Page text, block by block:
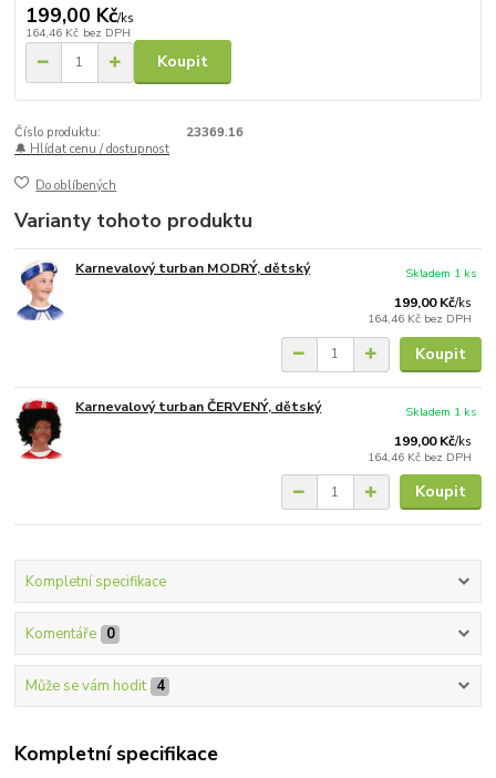
199,00 Kč/ks
164,46 Kč bez DPH
Koupit
Číslo produktu:
23369.16
🔔 Hlídat cenu / dostupnost
Do oblíbených
Varianty tohoto produktu
Karnevalový turban MODRÝ, dětský
199,00 Kč/ks
164,46 Kč bez DPH
Skladem 1 ks
Koupit
Karnevalový turban ČERVENÝ, dětský
199,00 Kč/ks
164,46 Kč bez DPH
Skladem 1 ks
Koupit
Kompletní specifikace
Komentáře 0
Může se vám hodit 4
Kompletní specifikace